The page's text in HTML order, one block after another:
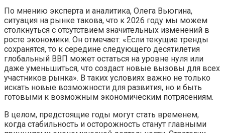
По мнению эксперта и аналитика, Олега Вьюгина,
ситуация на рынке такова, что к 2026 году мы можем
столкнуться с отсутствием значительных изменений в
росте экономики. Он отмечает: «Если текущие тренды
сохранятся, то к середине следующего десятилетия
глобальный ВВП может остаться на уровне нуля или
даже уменьшиться, что создаст новые вызовы для всех
участников рынка». В таких условиях важно не только
искать новые возможности для развития, но и быть
готовыми к возможным экономическим потрясениям.
В целом, предстоящие годы могут стать временем,
когда стабильность и осторожность станут главными